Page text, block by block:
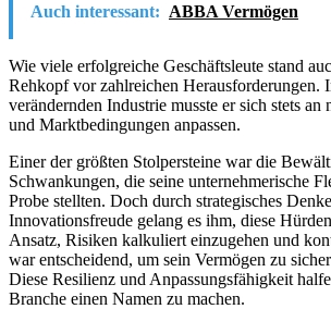
Auch interessant: ABBA Vermögen
Wie viele erfolgreiche Geschäftsleute stand
Rehkopf vor zahlreichen Herausforderungen.
verändernden Industrie musste er sich stets an
und Marktbedingungen anpassen.
Einer der größten Stolpersteine war die
Schwankungen, die seine unternehmerische
Probe stellten. Doch durch strategisches
Innovationsfreude gelang es ihm, diese
Ansatz, Risiken kalkuliert einzugehen und
war entscheidend, um sein Vermögen zu
Diese Resilienz und Anpassungsfähigkeit
Branche einen Namen zu machen.